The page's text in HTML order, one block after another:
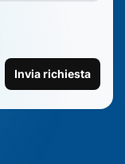
Invia richiesta